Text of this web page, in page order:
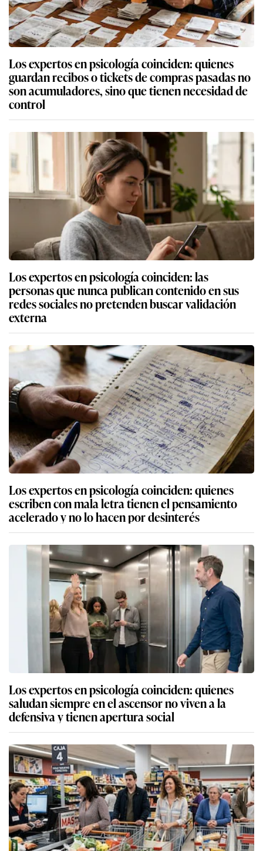
Los expertos en psicología coinciden: quienes
guardan recibos o tickets de compras pasadas no
son acumuladores, sino que tienen necesidad de
control
Los expertos en psicología coinciden: las
personas que nunca publican contenido en sus
redes sociales no pretenden buscar validación
externa
Los expertos en psicología coinciden: quienes
escriben con mala letra tienen el pensamiento
acelerado y no lo hacen por desinterés
Los expertos en psicología coinciden: quienes
saludan siempre en el ascensor no viven a la
defensiva y tienen apertura social